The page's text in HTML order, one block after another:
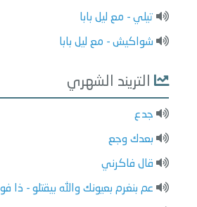
تيلي - مع ليل بابا
شواكيش - مع ليل بابا
التريند الشهري
جدع
بعدك وجع
قال فاكرني
عم بنغرم بعيونك والله بيقتلو - ذا